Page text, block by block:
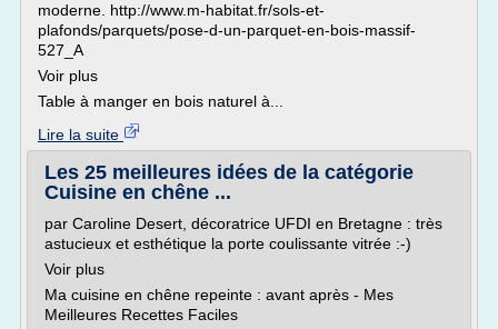
moderne. http://www.m-habitat.fr/sols-et-
plafonds/parquets/pose-d-un-parquet-en-bois-massif-
527_A
Voir plus
Table à manger en bois naturel à...
Lire la suite
Les 25 meilleures idées de la catégorie
Cuisine en chêne ...
par Caroline Desert, décoratrice UFDI en Bretagne : très
astucieux et esthétique la porte coulissante vitrée :-)
Voir plus
Ma cuisine en chêne repeinte : avant après - Mes
Meilleures Recettes Faciles